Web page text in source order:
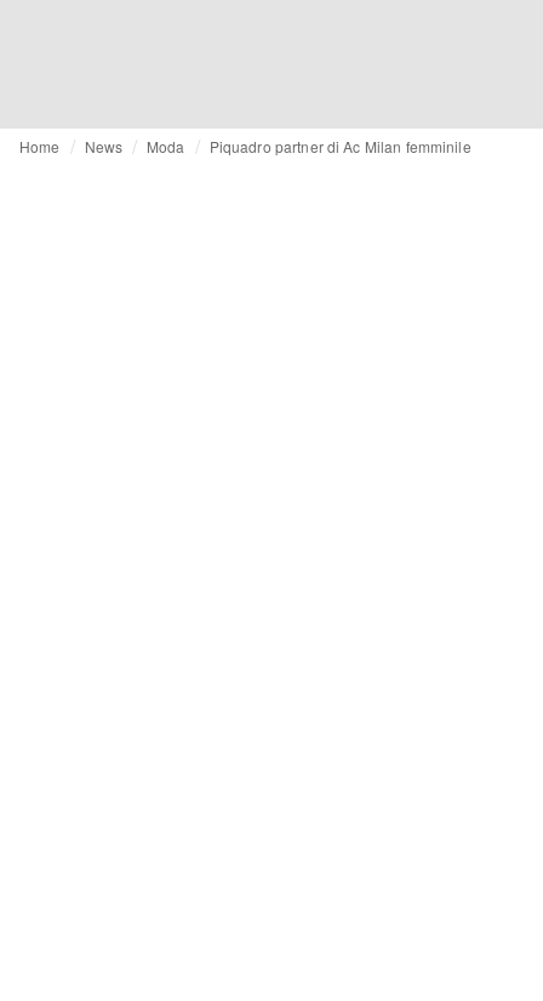
Home News Moda Piquadro partner di Ac Milan femminile